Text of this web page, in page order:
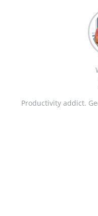
Productivity addict.